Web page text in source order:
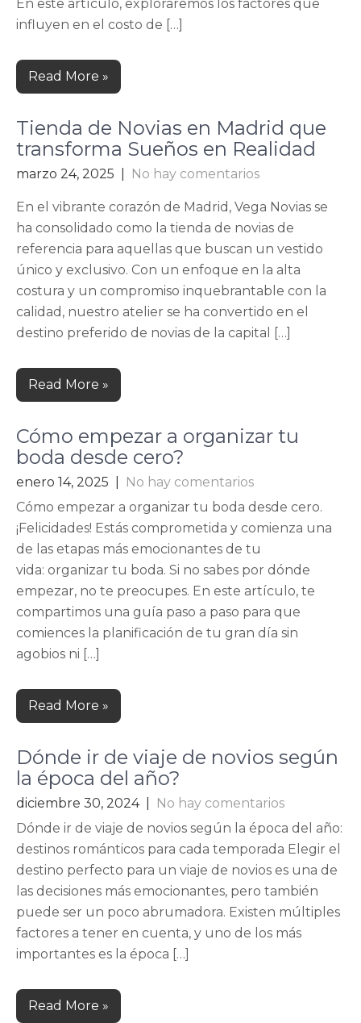
En este artículo, exploraremos los factores que
influyen en el costo de […]
Read More »
Tienda de Novias en Madrid que
transforma Sueños en Realidad
marzo 24, 2025 No hay comentarios
En el vibrante corazón de Madrid, Vega Novias se
ha consolidado como la tienda de novias de
referencia para aquellas que buscan un vestido
único y exclusivo. Con un enfoque en la alta
costura y un compromiso inquebrantable con la
calidad, nuestro atelier se ha convertido en el
destino preferido de novias de la capital […]
Read More »
Cómo empezar a organizar tu
boda desde cero?
enero 14, 2025
No hay comentarios
Cómo empezar a organizar tu boda desde cero.
¡Felicidades! Estás comprometida y comienza una
de las etapas más emocionantes de tu
vida: organizar tu boda. Si no sabes por dónde
empezar, no te preocupes. En este artículo, te
compartimos una guía paso a paso para que
comiences la planificación de tu gran día sin
agobios ni […]
Read More »
Dónde ir de viaje de novios según
la época del año?
diciembre 30, 2024
No hay comentarios
Dónde ir de viaje de novios según la época del año:
destinos románticos para cada temporada Elegir el
destino perfecto para un viaje de novios es una de
las decisiones más emocionantes, pero también
puede ser un poco abrumadora. Existen múltiples
factores a tener en cuenta, y uno de los más
importantes es la época […]
Read More »